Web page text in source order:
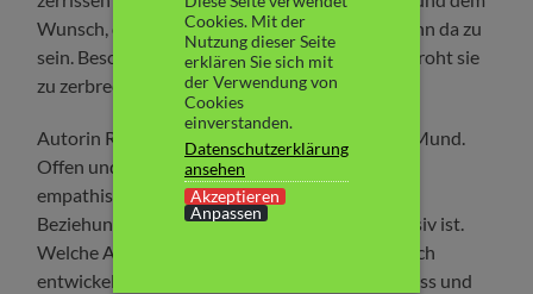
Wunsch, der Liebe ihres Lebens zu helfen. Für ihn da zu
sein. Besonders in den dunklen Zeiten. Daran droht sie
zu zerbrechen.
Autorin Ronni Davis nimmt kein Blatt vor den Mund.
Offen und ehrlich und dennoch in warmen und
empathischen Worten beschreibt sie, wie sich
Beziehung verändert, wenn ein Partner depressiv ist.
Welche Achterbahn an Gefühlen und Sorgen sich
entwickelt. Welchen Kummer man ertragen muss und
Cookies. Mit der
Nutzung dieser Seite
erklären Sie sich mit
der Verwendung von
Cookies
einverstanden.
Datenschutzerklärung
ansehen
Akzeptieren
Anpassen